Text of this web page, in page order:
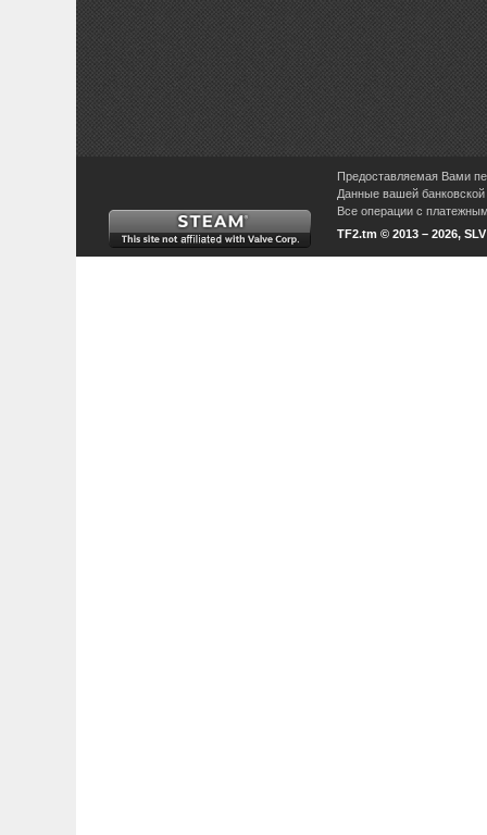
Предоставляемая Вами
Данные вашей
Все операции с
TF2.tm © 2013 – 2026,